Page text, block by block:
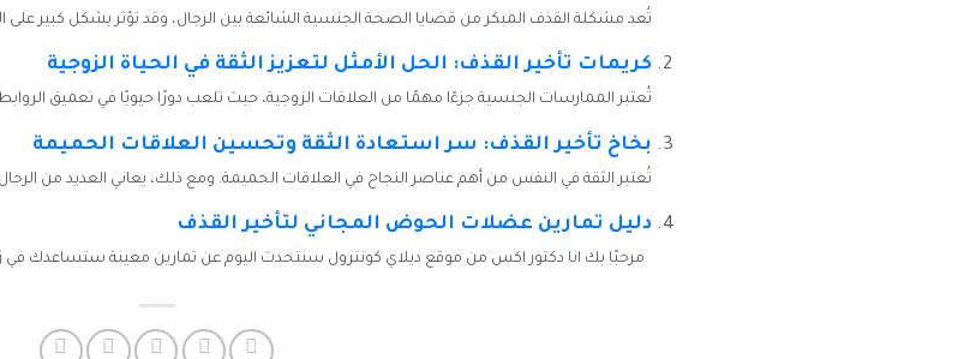
تُعد مشكلة القذف المبكر من قضايا الصحة الجنسية الشائعة بين الرجال، وقد تؤثر بشكل كبير على
كريمات تأخير القذف: الحل الأمثل لتعزيز الثقة في الحياة الزوجية
تُعتبر الممارسات الجنسية جزءًا مهمًا من العلاقات الزوجية، حيث تلعب دورًا حيويًا في تعميق
بخاخ تأخير القذف: سر استعادة الثقة وتحسين العلاقات الحميمة
تُعتبر الثقة في النفس من أهم عناصر النجاح في العلاقات الحميمة. ومع ذلك، يعاني العديد من
دليل تمارين عضلات الحوض المجاني لتأخير القذف
مرحبًا بك انا دكتور اكس من موقع ديلاي كونترول سنتحدث اليوم عن تمارين معينة ستساعدك في